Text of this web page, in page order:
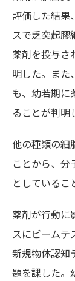
評価した結果
スで乏突起膠
薬剤を投与さ
明した。また
も、幼若期に
ることが判明
他の種類の細
ことから、
としているこ
薬剤が行動に
スにビームテ
新規物体認知
題を課した。